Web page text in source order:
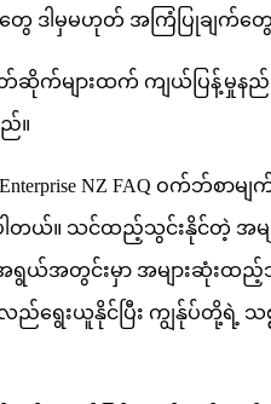
တွေ ဒါမှမဟုတ် အကြံပြုချက်
ဝက်ဘ်ဆိုက်များထက် ကျယ်ပြန့်
ည်။
NZ FAQ ဝက်ဘ်စ
ားပါတယ်။ သင်ထည့်သွင်းနိုင်တဲ့
တွင်းမှာ အများဆုံးထည့်
လည်ရွေးယူနိုင်ပြီး ကျွန်ုပ်တို့